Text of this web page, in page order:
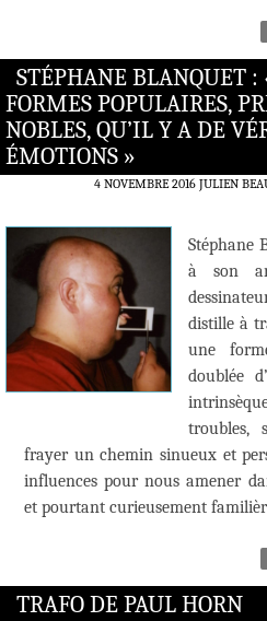
STÉPHANE BLANQUET :
FORMES POPULAIRES,
NOBLES, QU’IL Y A DE
ÉMOTIONS »
4 NOVEMBRE 2016 JULIEN
Stéphane
à son
distille à
une
doublée
troubles,
frayer un chemin sinueux et
influences pour nous amener
et pourtant curieusement
TRAFO DE PAUL HORN